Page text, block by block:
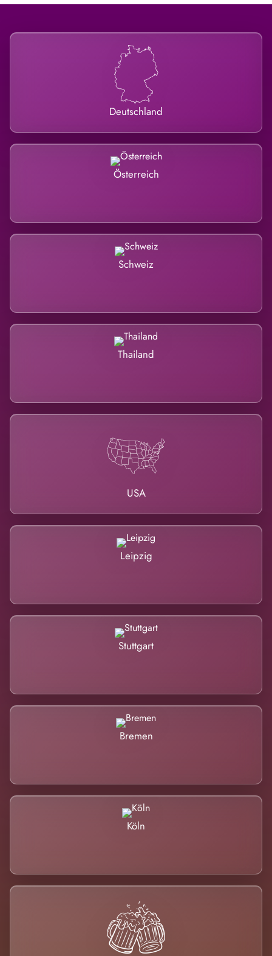
Deutschland
Österreich
Schweiz
Thailand
USA
Leipzig
Stuttgart
Bremen
Köln